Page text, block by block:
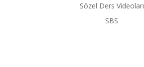
Sözel Ders Videoları
SBS